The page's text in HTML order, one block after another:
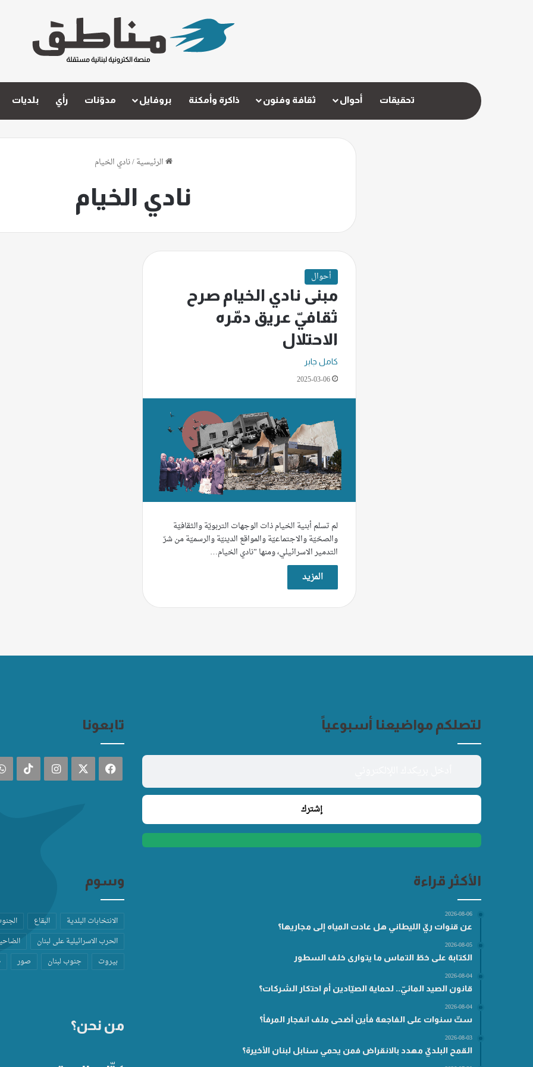
تحقيقات أحوال ثقافة وفنون ذاكرة وأمكنة بروفايل مدوّنات رأي بلديات
الرئيسية/نادي الخيام
نادي الخيام
أحوال
مبنى نادي الخيام صرح
ثقافيّ عريق دمّره
الاحتلال
كامل جابر
2025-03-06
لم تسلم أبنية الخيام ذات الوجهات التربويّة والثقافيّة
والصحّيّة والاجتماعيّة والمواقع الدينيّة والرسميّة من شرّ
التدمير الاسرائيلي، ومنها ”نادي الخيام…
المزيد
لتصلكم مواضيعنا أسبوعياً تابعونا
فيسبوك انستقرام
الأكثر قراءة
2026-08-06
عن قنوات ريّ الليطاني هل عادت المياه إلى مجاريها؟
2026-08-05
الكتابة على خطّ التماس ما يتوارى خلف السطور
2026-08-04
قانون الصيد المائيّ.. لحماية الصيّادين أم احتكار الشركات؟
2026-08-04
ستّ سنوات على الفاجعة فأين أضحى ملف انفجار المرفأ؟
2026-08-03
القمح البلديّ مهدد بالانقراض فمن يحمي سنابل لبنان الأخيرة؟
وسوم
الانتخابات البلدية البقاع
الحرب الاسرائيلية على لبنان
بيروت
جنوب لبنان صور
من نحن؟